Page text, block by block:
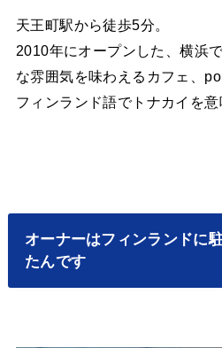
天王町駅から徒歩5分。
2010年にオープンした、横浜
な雰囲気を味わえるカフェ、
フィンランド語でトナカイを意
オーナーはフィンランドに
たんです